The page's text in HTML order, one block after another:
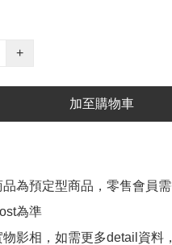
+
加至購物車
為預定型商品，零售會員
為準
影相，如需更多detail資料